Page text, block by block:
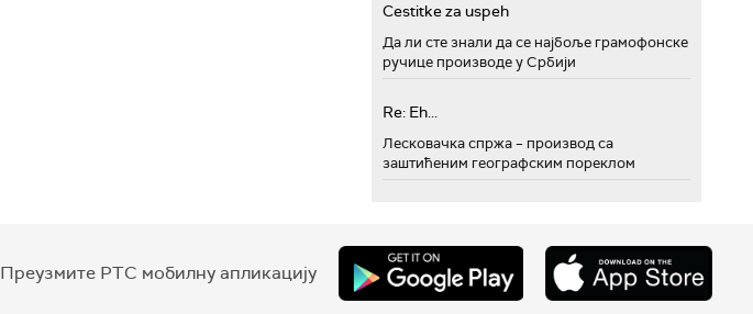
Cestitke za uspeh
Да ли сте знали да се најбоље грамофонске
ручице производе у Србији
Re: Eh...
Лесковачка спржа – производ са
заштићеним географским пореклом
Преузмите РТС мобилну апликацију